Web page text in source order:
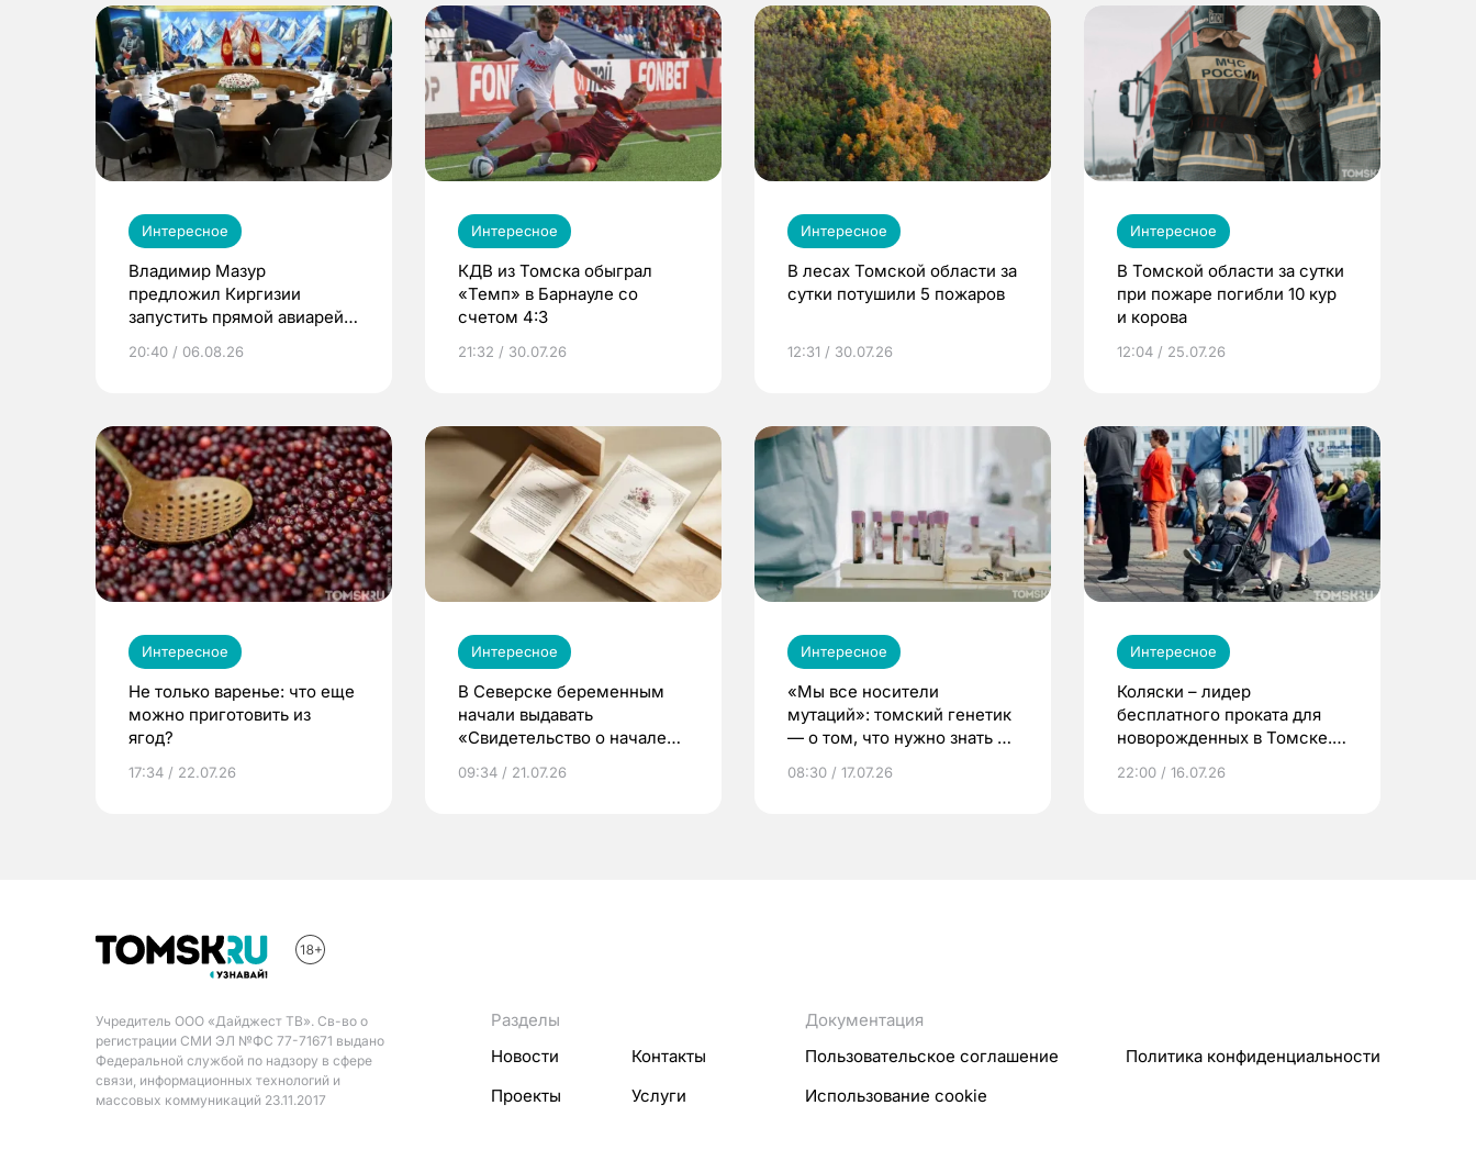
Интересное
Владимир Мазур
предложил Киргизии
запустить прямой авиарейс
20:40 / 06.08.26
Интересное
КДВ из Томска обыграл
«Темп» в Барнауле со
счетом 4:3
21:32 / 30.07.26
Интересное
В лесах Томской области за
сутки потушили 5 пожаров
12:31 / 30.07.26
Интересное
В Томской области за сутки
при пожаре погибли 10 кур
и корова
12:04 / 25.07.26
Интересное
Не только варенье: что еще
можно приготовить из
ягод?
17:34 / 22.07.26
Интересное
В Северске беременным
начали выдавать
«Свидетельство о начале
09:34 / 21.07.26
Интересное
«Мы все носители
мутаций»: томский генетик
— о том, что нужно знать до
08:30 / 17.07.26
Интересное
Коляски – лидер
бесплатного проката для
новорожденных в Томске.
22:00 / 16.07.26
Учредитель ООО «Дайджест ТВ». Св-во о
регистрации СМИ ЭЛ №ФС 77-71671 выдано
Федеральной службой по надзору в сфере
связи, информационных технологий и
массовых коммуникаций 23.11.2017
Разделы
Новости
Контакты
Проекты
Услуги
Документация
Пользовательское соглашение
Политика конфиденциальности
Использование cookie